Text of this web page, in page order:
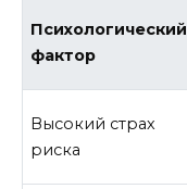
Психологический
фактор
Высокий страх
риска